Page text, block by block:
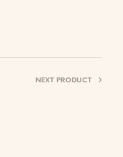
NEXT PRODUCT